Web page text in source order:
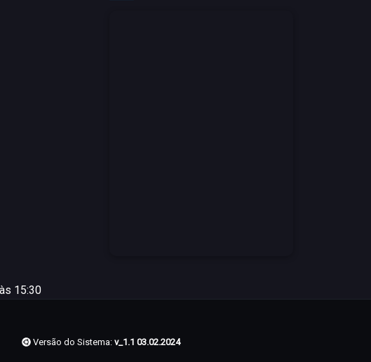
15:30
Versão do Sistema: v_1.1 03.02.2024